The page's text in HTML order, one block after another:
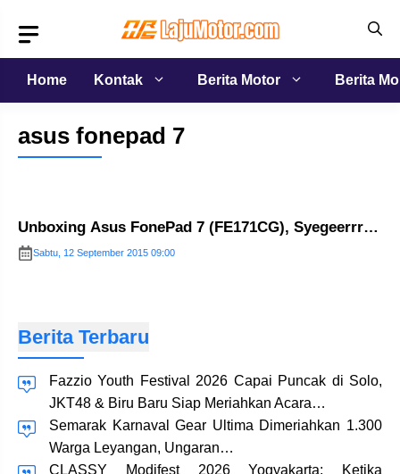
isi
Home
Kontak Berita Motor Berita
asus fonepad 7
Unboxing Asus FonePad 7 (FE171CG), Syegeerrr…
Sabtu, 12 September 2015 09:00
Berita Terbaru
Fazzio Youth Festival 2026 Capai Puncak di Solo,
JKT48 & Biru Baru Siap Meriahkan Acara…
Semarak Karnaval Gear Ultima Dimeriahkan 1.300
Warga Leyangan, Ungaran…
CLASSY Modifest 2026 Yogyakarta: Ketika